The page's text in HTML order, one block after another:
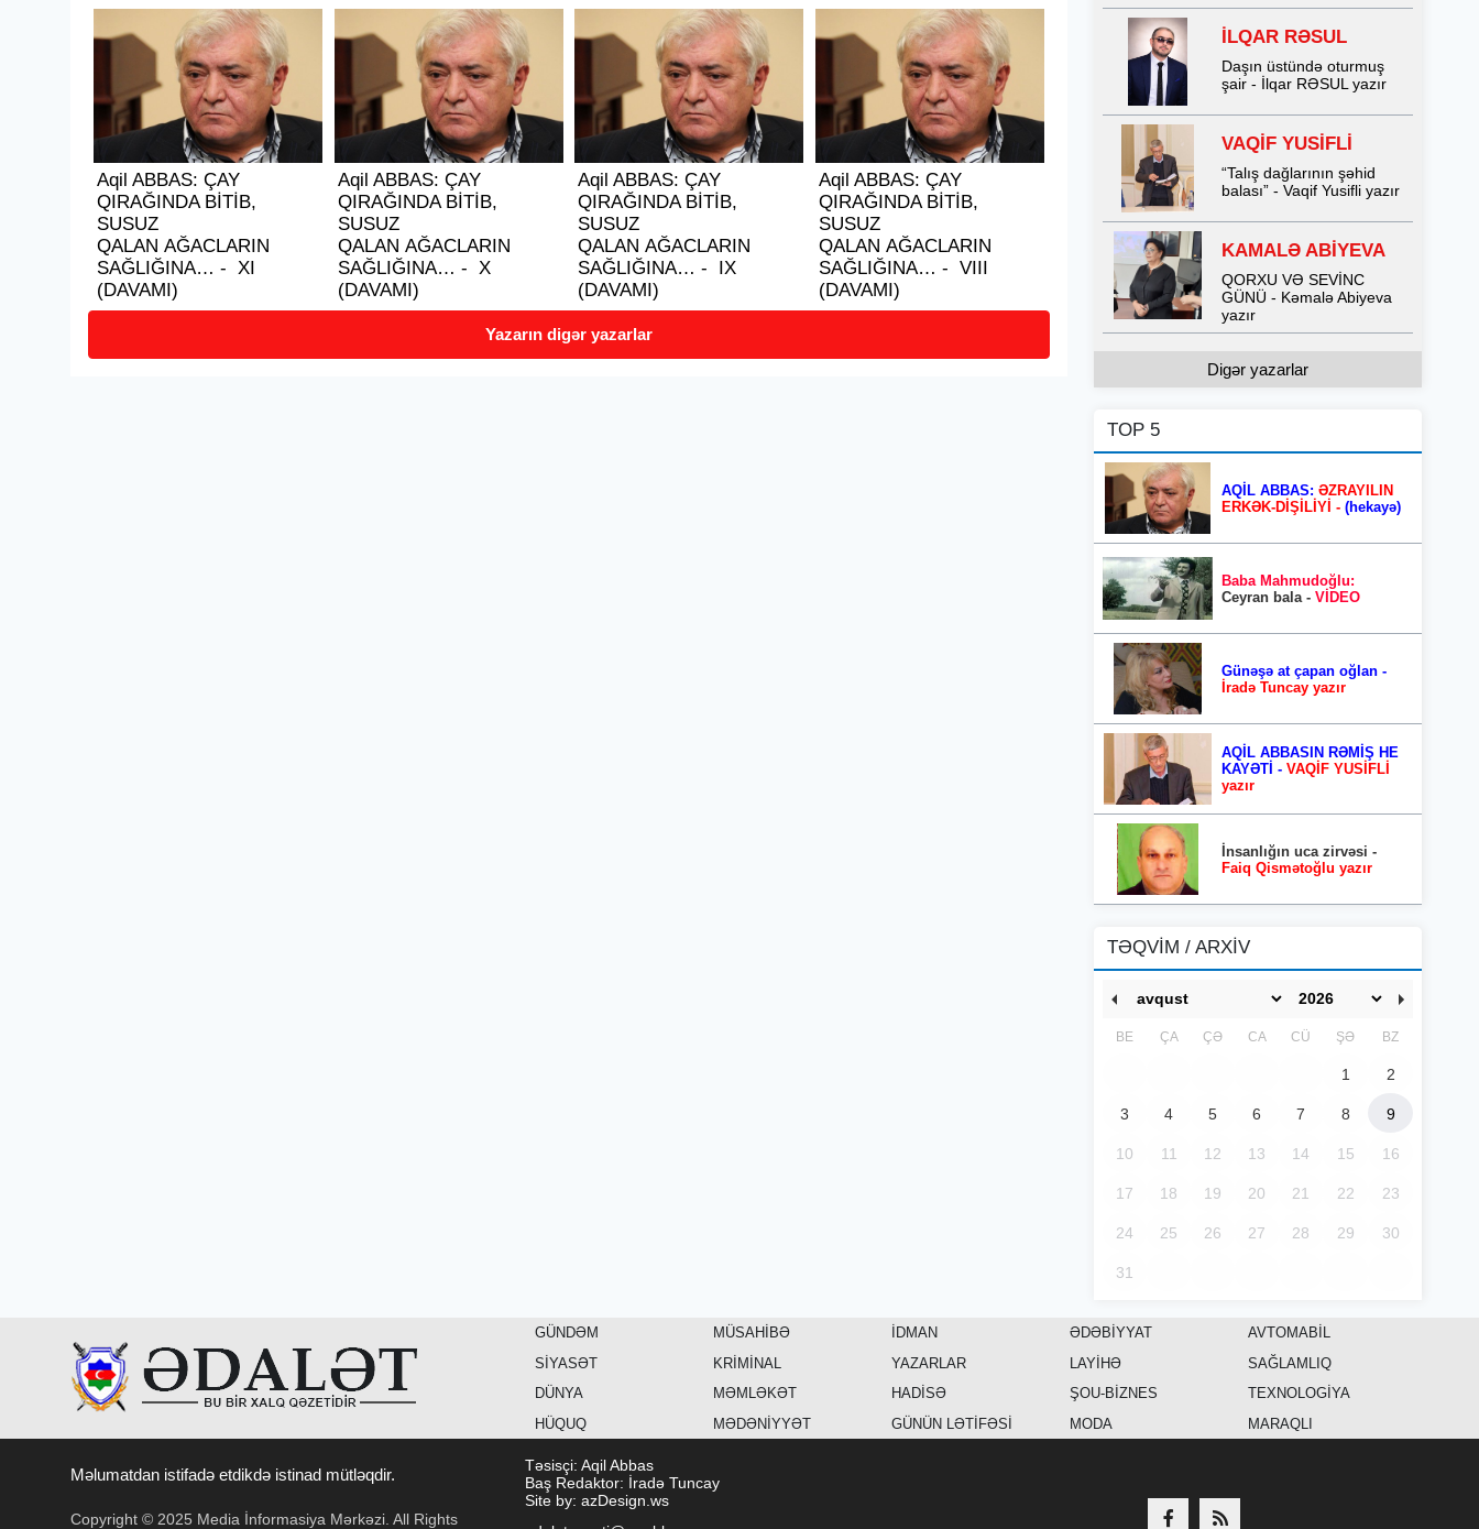
Aqil ABBAS: ÇAY
QIRAĞINDA BİTİB,
SUSUZ
QALAN AĞACLARIN
SAĞLIĞINA… - XI
(DAVAMI)
Aqil ABBAS: ÇAY
QIRAĞINDA BİTİB,
SUSUZ
QALAN AĞACLARIN
SAĞLIĞINA… - X
(DAVAMI)
Aqil ABBAS: ÇAY
QIRAĞINDA BİTİB,
SUSUZ
QALAN AĞACLARIN
SAĞLIĞINA… - IX
(DAVAMI)
Aqil ABBAS: ÇAY
QIRAĞINDA BİTİB,
SUSUZ
QALAN AĞACLARIN
SAĞLIĞINA… - VIII
(DAVAMI)
Yazarın digər yazarlar
İLQAR RƏSUL
Daşın üstündə oturmuş
şair - İlqar RƏSUL yazır
VAQİF YUSİFLİ
“Talış dağlarının şəhid
balası” - Vaqif Yusifli yazır
KAMALƏ ABİYEVA
QORXU VƏ SEVİNC
GÜNÜ - Kəmalə Abiyeva
yazır
Digər yazarlar
TOP 5
AQİL ABBAS: ƏZRAYILIN
ERKƏK-DİŞİLİYİ - (hekayə)
Baba Mahmudoğlu:
Ceyran bala - VİDEO
Günəşə at çapan oğlan -
İradə Tuncay yazır
AQİL ABBASIN RƏMİŞ HE
KAYƏTİ - VAQİF YUSİFLİ
yazır
İnsanlığın uca zirvəsi -
Faiq Qismətoğlu yazır
TƏQVİM / ARXİV
BE ÇA ÇƏ CA CÜ ŞƏ BZ
1 2
3 4 5 6 7 8 9
10 11 12 13 14 15 16
17 18 19 20 21 22 23
24 25 26 27 28 29 30
31
GÜNDƏM
SİYASƏT
DÜNYA
HÜQUQ
MÜSAHİBƏ
KRİMİNAL
MƏMLƏKƏT
MƏDƏNİYYƏT
İDMAN
YAZARLAR
HADİSƏ
GÜNÜN LƏTİFƏSİ
ƏDƏBİYYAT
LAYİHƏ
ŞOU-BİZNES
MODA
AVTOMABİL
SAĞLAMLIQ
TEXNOLOGİYA
MARAQLI
Məlumatdan istifadə etdikdə istinad mütləqdir.
Copyright © 2025 Media İnformasiya Mərkəzi. All Rights
Təsisçi: Aqil Abbas
Baş Redaktor: İradə Tuncay
Site by: azDesign.ws